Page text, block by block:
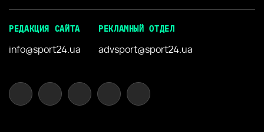
РЕДАКЦИЯ САЙТА
info@sport24.ua
РЕКЛАМНЫЙ ОТДЕЛ
advsport@sport24.ua